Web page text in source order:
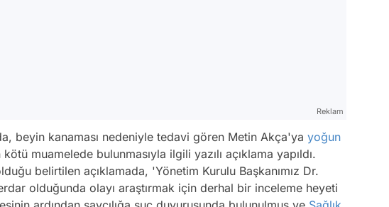
Reklam
beyin kanaması nedeniyle tedavi gören Metin Akça'ya yoğun
muamelede bulunmasıyla ilgili yazılı açıklama yapıldı.
belirtilen açıklamada, 'Yönetim Kurulu Başkanımız Dr.
olduğunda olayı araştırmak için derhal bir inceleme heyeti